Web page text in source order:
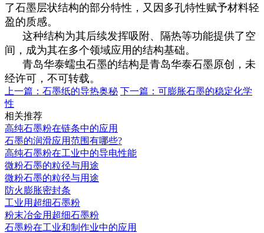
了石墨层状结构的部分特性，又因多孔特性赋予材料轻
盈的质感。
这种结构为其后续发挥吸附、隔热等功能提供了空
间，成为其在多个领域应用的结构基础。
青岛华泰蠕虫石墨的结构是青岛华泰石墨原创，未
经许可，不可转载。
上一篇： 石墨纸的导热奥秘 下一篇： 可膨胀石墨的稳定化学
性
相关推荐
高纯石墨粉在链条中的应用
石墨的润滑应用范围有哪些?
高纯石墨粉在工业中的导电性能
微粉石墨的粒径与用途
微粉石墨的粒径与用途
防火膨胀密封条
工业用超细石墨粉
粉末冶金用超细石墨粉
石墨粉在工业和制作业中的应用